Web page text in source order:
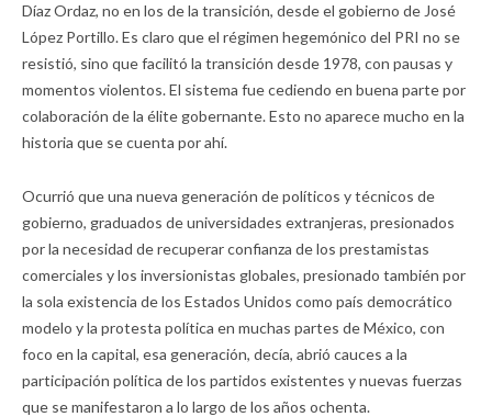
Díaz Ordaz, no en los de la transición, desde el gobierno de José
López Portillo. Es claro que el régimen hegemónico del PRI no se
resistió, sino que facilitó la transición desde 1978, con pausas y
momentos violentos. El sistema fue cediendo en buena parte por
colaboración de la élite gobernante. Esto no aparece mucho en la
historia que se cuenta por ahí.
Ocurrió que una nueva generación de políticos y técnicos de
gobierno, graduados de universidades extranjeras, presionados
por la necesidad de recuperar confianza de los prestamistas
comerciales y los inversionistas globales, presionado también por
la sola existencia de los Estados Unidos como país democrático
modelo y la protesta política en muchas partes de México, con
foco en la capital, esa generación, decía, abrió cauces a la
participación política de los partidos existentes y nuevas fuerzas
que se manifestaron a lo largo de los años ochenta.